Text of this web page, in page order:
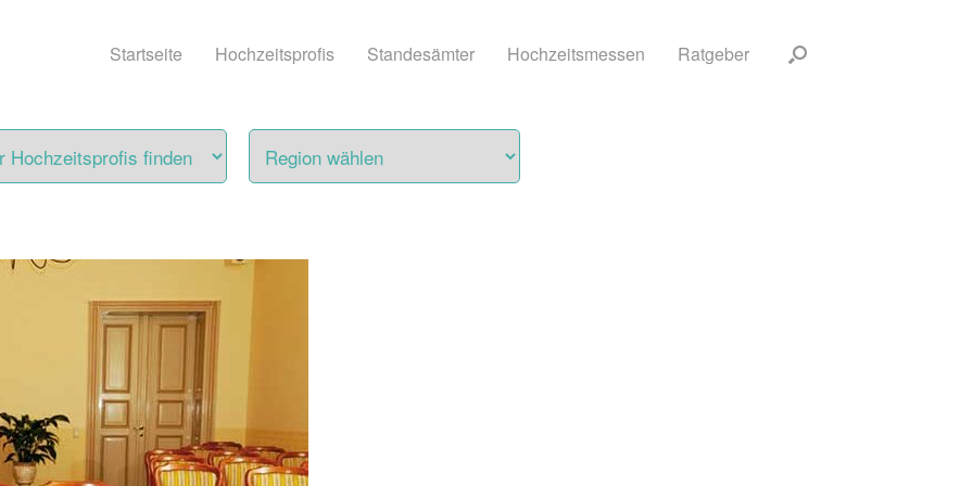
Startseite Hochzeitsprofis Standesämter Hochzeitsmessen Ratgeber